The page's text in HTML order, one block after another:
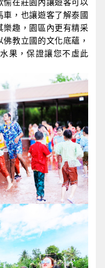
愉在莊園內讓遊客可以
，也讓遊客了解泰國
趣，園區內更有精采
教立國的文化底蘊，
果，保證讓您不虛此